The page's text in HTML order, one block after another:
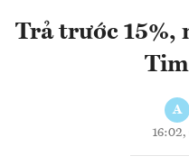
Trả trước 15%,
A